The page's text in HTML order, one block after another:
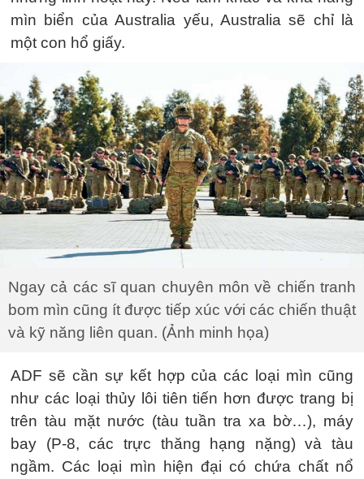
mìn biển của Australia yếu, Australia sẽ chỉ là
một con hổ giấy.
Ngay cả các sĩ quan chuyên môn về chiến tranh
bom mìn cũng ít được tiếp xúc với các chiến thuật
và kỹ năng liên quan. (Ảnh minh họa)
ADF sẽ cần sự kết hợp của các loại mìn cũng
như các loại thủy lôi tiên tiến hơn được trang bị
trên tàu mặt nước (tàu tuần tra xa bờ…), máy
bay (P-8, các trực thăng hạng nặng) và tàu
ngầm. Các loại mìn hiện đại có chứa chất nổ